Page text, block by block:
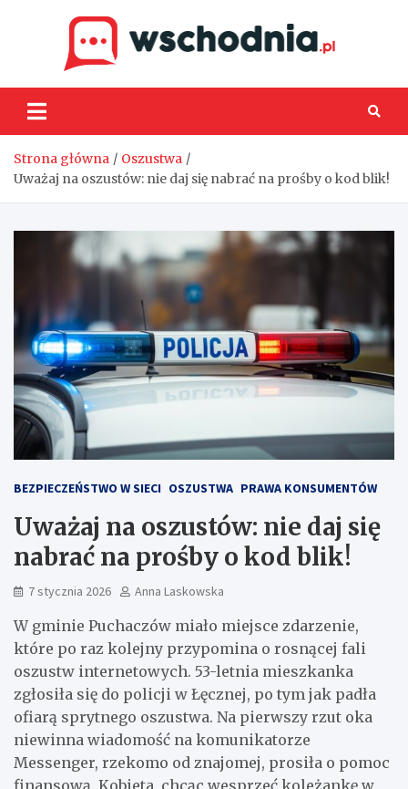
Strona główna
Oszustwa
Uważaj na oszustów: nie daj się nabrać na prośby o kod blik!
BEZPIECZEŃSTWO W SIECI OSZUSTWA PRAWA KONSUMENTÓW
Uważaj na oszustów: nie daj się
nabrać na prośby o kod blik!
7 stycznia 2026 Anna Laskowska
W gminie Puchaczów miało miejsce zdarzenie,
które po raz kolejny przypomina o rosnącej fali
oszustw internetowych. 53-letnia mieszkanka
zgłosiła się do policji w Łęcznej, po tym jak padła
ofiarą sprytnego oszustwa. Na pierwszy rzut oka
niewinna wiadomość na komunikatorze
Messenger, rzekomo od znajomej, prosiła o pomoc
finansową. Kobieta, chcąc wesprzeć koleżankę w